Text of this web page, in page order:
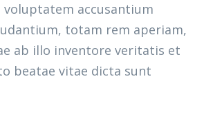
accusantium
totam rem aperiam,
ab illo inventore veritatis et
beatae vitae dicta sunt